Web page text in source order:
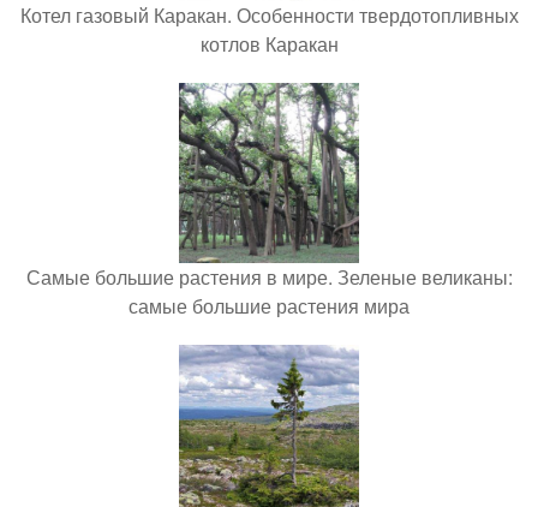
Котел газовый Каракан. Особенности твердотопливных
котлов Каракан
Самые большие растения в мире. Зеленые великаны:
самые большие растения мира